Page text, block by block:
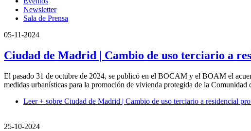
Newsletter
Sala de Prensa
05-11-2024
Ciudad de Madrid | Cambio de uso terciario a
El pasado 31 de octubre de 2024, se publicó en el BOCAM y el BOAM el
medidas urbanísticas para la promoción de vivienda protegida de la Comunidad
Leer + sobre Ciudad de Madrid | Cambio de uso terciario a residencial
25-10-2024